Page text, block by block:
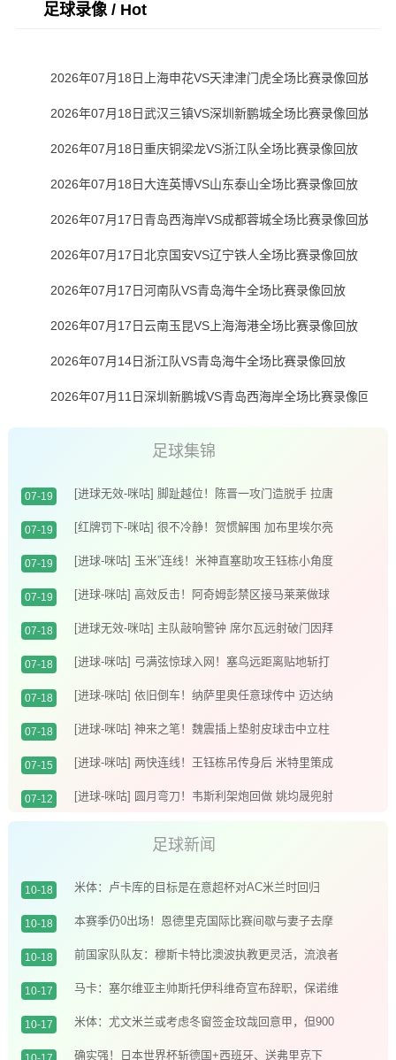
足球录像 / Hot
2026年07月18日上海申花VS天津津门虎全场比赛录像回放
2026年07月18日武汉三镇VS深圳新鹏城全场比赛录像回放
2026年07月18日重庆铜梁龙VS浙江队全场比赛录像回放
2026年07月18日大连英博VS山东泰山全场比赛录像回放
2026年07月17日青岛西海岸VS成都蓉城全场比赛录像回放
2026年07月17日北京国安VS辽宁铁人全场比赛录像回放
2026年07月17日河南队VS青岛海牛全场比赛录像回放
2026年07月17日云南玉昆VS上海海港全场比赛录像回放
2026年07月14日浙江队VS青岛海牛全场比赛录像回放
2026年07月11日深圳新鹏城VS青岛西海岸全场比赛录像回放
足球集锦
07-19
[进球无效-咪咕] 脚趾越位！陈晋一攻门造脱手 拉唐
补射破门无效
07-19
[红牌罚下-咪咕] 很不冷静！贺惯解围 加布里埃尔亮
鞋钉染红
07-19
[进球-咪咕] 玉米”连线！米神直塞助攻王钰栋小角度
破门
07-19
[进球-咪咕] 高效反击！阿奇姆彭禁区接马莱莱做球
推射入网
07-18
[进球无效-咪咕] 主队敲响警钟 席尔瓦远射破门因拜
合拉木越位在先进球无效
07-18
[进球-咪咕] 弓满弦惊球入网！塞鸟远距离贴地斩打
破僵局
07-18
[进球-咪咕] 依旧倒车！纳萨里奥任意球传中 迈达纳
头槌破荒
07-18
[进球-咪咕] 神来之笔！魏震插上垫射皮球击中立柱
弹入网窝
07-15
[进球-咪咕] 两快连线！王钰栋吊传身后 米特里策成
功将球顶进
07-12
[进球-咪咕] 圆月弯刀！韦斯利架炮回做 姚均晟兜射
足球新闻
10-18 米体：卢卡库的目标是在意超杯对AC米兰时回归
10-18
本赛季仍0出场！恩德里克国际比赛间歇与妻子去摩
洛哥度假️
10-18
前国家队队友：穆斯卡特比澳波执教更灵活，流浪者
对他而言是机会
10-17
马卡：塞尔维亚主帅斯托伊科维奇宣布辞职，保诺维
奇有望接任帅位
10-17
米体：尤文米兰或考虑冬窗签金玟哉回意甲，但900
万欧年薪是阻碍
确实强！日本世界杯斩德国+西班牙、送弗里克下